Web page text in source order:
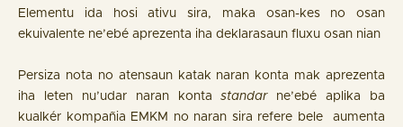
Elementu ida hosi ativu sira, maka osan-kes no osan
ekuivalente ne’ebé aprezenta iha deklarasaun fluxu osan nian
Persiza nota no atensaun katak naran konta mak aprezenta
iha leten nu’udar naran kontastandarne’ebé aplika ba
kualkér kompañia EMKM no naran sira refere bele aumenta